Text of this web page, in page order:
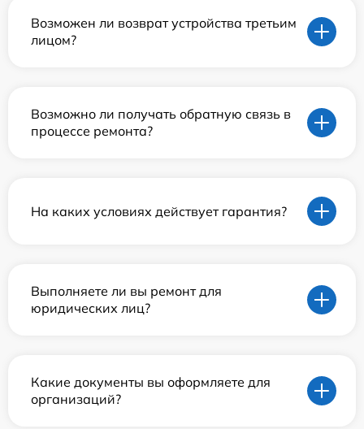
Возможен ли возврат устройства третьим
лицом?
Возможно ли получать обратную связь в
процессе ремонта?
На каких условиях действует гарантия?
Выполняете ли вы ремонт для
юридических лиц?
Какие документы вы оформляете для
организаций?